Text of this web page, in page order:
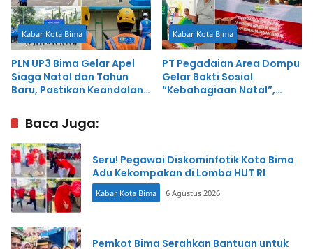
Kabar Kota Bima
PLN UP3 Bima Gelar Apel
Siaga Natal dan Tahun
Baru, Pastikan Keandalan
Kabar Kota Bima
PT Pegadaian Area Dompu
Gelar Bakti Sosial
“Kebahagiaan Natal”,
Baca Juga:
Seru! Pegawai Diskominfotik Kota Bima
Adu Kekompakan di Lomba HUT RI
Kabar Kota Bima 6 Agustus 2026
Pemkot Bima Serahkan Bantuan untuk